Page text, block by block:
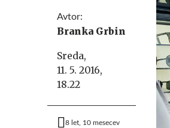
Avtor:
Branka Grbin
Sreda,
11. 5. 2016,
18.22
8 let, 10 mesecev